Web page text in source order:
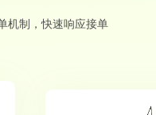
机制，快速响应接单